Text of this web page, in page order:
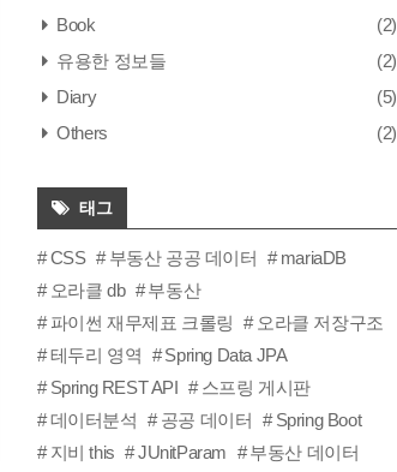
Book
(2)
유용한 정보들
(2)
Diary
(5)
Others
(2)
태그
CSS 부동산 공공 데이터
mariaDB
오라클 db
부동산
파이썬 재무제표 크롤링
오라클 저장구조
테두리 영역
Spring Data JPA
Spring REST API
스프링 게시판
데이터분석
공공 데이터
Spring Boot
지비 this
JUnitParam
부동산 데이터